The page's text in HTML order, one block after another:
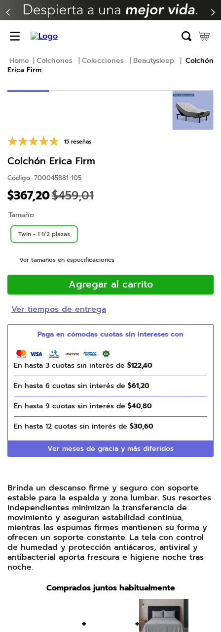
Colchones Colecciones Beautysleep
Colchón
Erica Firm
15 reseñas
Colchón Erica Firm
Código: 700045881-105
$367,20$459,01
Tamaño
Twin - 1 1/2 plazas
Ver tamaños en especificaciones
Agregar al carrito
Ver tiempos de entrega
En hasta 3 cuotas sin interés de $122,40
En hasta 6 cuotas sin interés de $61,20
En hasta 9 cuotas sin interés de $40,80
En hasta 12 cuotas sin interés de $30,60
Ver meses de gracia y más diferidos
Brinda un descanso firme y seguro con soporte
estable para la espalda y zona lumbar. Sus resortes
independientes minimizan la transferencia de
movimiento y aseguran estabilidad continua,
mientras las espumas firmes mantienen su forma y
ofrecen un soporte constante. La tela con control
de humedad y protección antiácaros, antiviral y
antibacterial aporta frescura e higiene noche tras
noche.
Comprados juntos habitualmente
+ +
TÉRMINOS MÁS BUSCADOS
1.
erica
3.
colchon
7.
beautyrest
8.
almohadas
9.
natasha
10. sofa cama